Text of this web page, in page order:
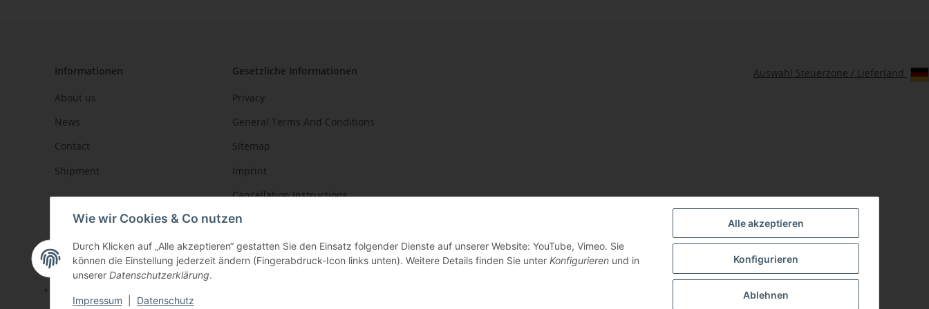
Auswahl Steuerzone / Lieferland
Informationen
About us
News
Contact
Shipment
Gesetzliche Informationen
Privacy
General Terms And Conditions
Sitemap
Imprint
Cancellation Instructions
* Alle Preise inkl. gesetzlicher USt., zzgl.
Wie wir Cookies & Co nutzen
Durch Klicken auf „Alle akzeptieren“ gestatten Sie den Einsatz folgender Dienste auf unserer Website: YouTube, Vimeo. Sie
können die Einstellung jederzeit ändern (Fingerabdruck-Icon links unten). Weitere Details finden Sie unter Konfigurieren und in
unserer Datenschutzerklärung.
Impressum Datenschutz
Alle akzeptieren
Konfigurieren
Ablehnen